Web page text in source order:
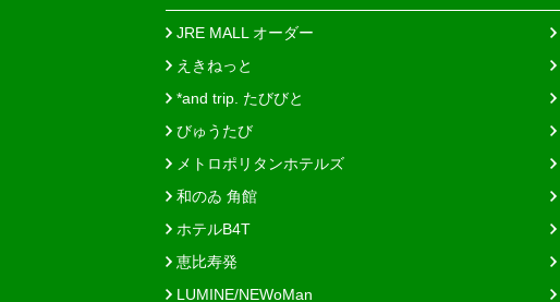
JRE MALL オーダー
えきねっと
*and trip. たびびと
びゅうたび
メトロポリタンホテルズ
和のゐ 角館
ホテルB4T
恵比寿発
LUMINE/NEWoMan